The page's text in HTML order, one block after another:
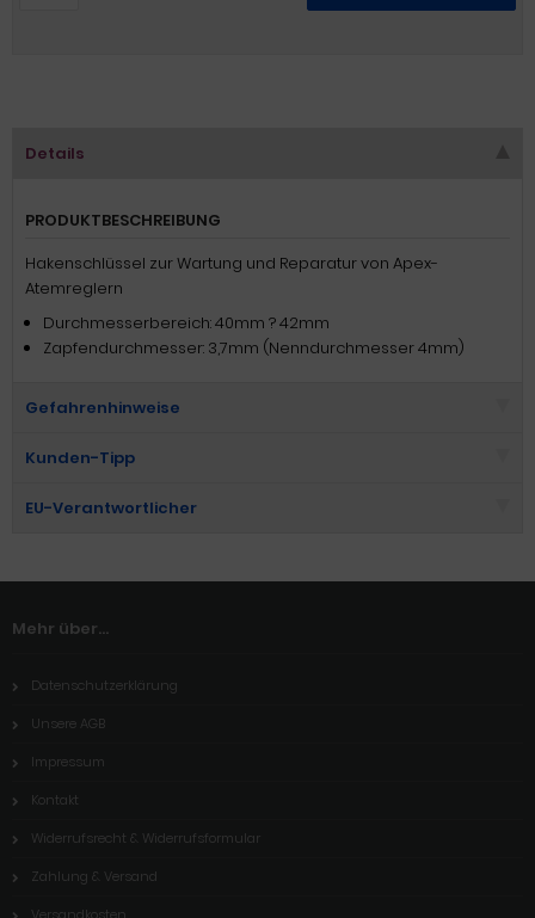
Details
PRODUKTBESCHREIBUNG
Hakenschlüssel zur Wartung und Reparatur von Apex-
Atemreglern
Durchmesserbereich: 40mm ? 42mm
Zapfendurchmesser: 3,7mm (Nenndurchmesser 4mm)
Gefahrenhinweise
Kunden-Tipp
EU-Verantwortlicher
Mehr über...
Datenschutzerklärung
Unsere AGB
Impressum
Kontakt
Widerrufsrecht & Widerrufsformular
Zahlung & Versand